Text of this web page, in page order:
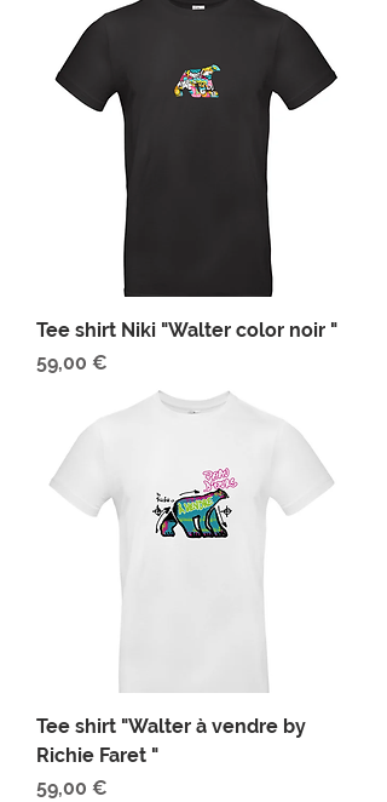
Tee shirt Niki "Walter color noir "
Prix
59,00 €
Tee shirt "Walter à vendre by
Richie Faret "
Prix
59,00 €